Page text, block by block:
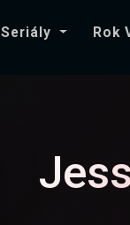
Seriály Rok